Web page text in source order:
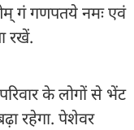
गं गणपतये नमः एवं
रखें.
के लोगों से भेंट
रहेगा. पेशेवर